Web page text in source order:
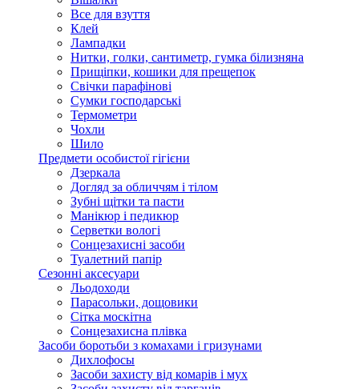
Все для взуття
Клей
Лампадки
Нитки, голки, сантиметр, гумка білизняна
Прищіпки, кошики для прещепок
Свічки парафінові
Сумки господарські
Термометри
Чохли
Шило
Предмети особистої гігієни
Дзеркала
Догляд за обличчям і тілом
Зубні щітки та пасти
Манікюр і педикюр
Серветки вологі
Сонцезахисні засоби
Туалетний папір
Сезонні аксесуари
Льодоходи
Парасольки, дощовики
Сітка москітна
Сонцезахисна плівка
Засоби боротьби з комахами і гризунами
Дихлофосы
Засоби захисту від комарів і мух